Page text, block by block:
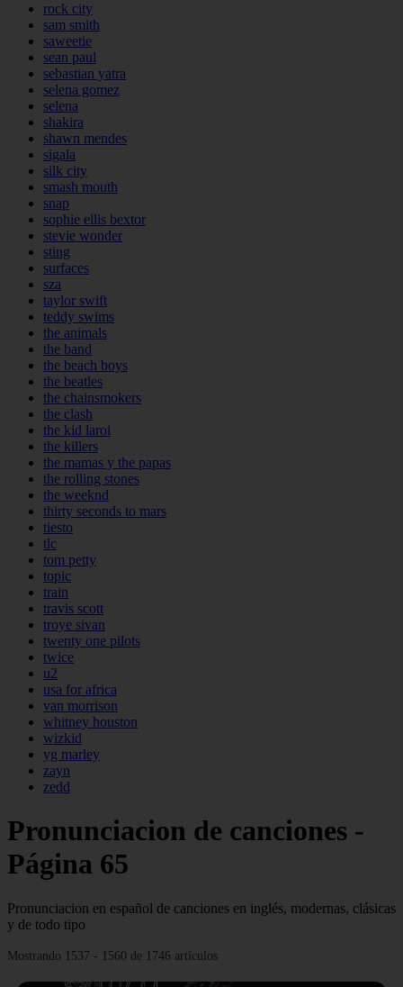
rock city
sam smith
saweetie
sean paul
sebastian yatra
selena gomez
selena
shakira
shawn mendes
sigala
silk city
smash mouth
snap
sophie ellis bextor
stevie wonder
sting
surfaces
sza
taylor swift
teddy swims
the animals
the band
the beach boys
the beatles
the chainsmokers
the clash
the kid laroi
the killers
the mamas y the papas
the rolling stones
the weeknd
thirty seconds to mars
tiesto
tlc
tom petty
topic
train
travis scott
troye sivan
twenty one pilots
twice
u2
usa for africa
van morrison
whitney houston
wizkid
yg marley
zayn
zedd
Pronunciacion de canciones -
Página 65
Pronunciacion en español de canciones en inglés, modernas, clásicas
y de todo tipo
Mostrando 1537 - 1560 de 1746 artículos